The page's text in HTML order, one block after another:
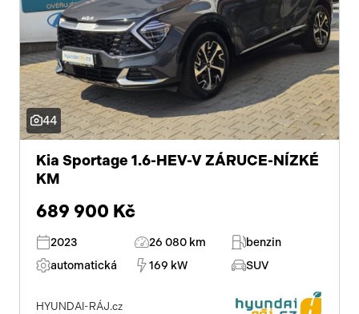
44
Kia Sportage 1.6-HEV-V ZÁRUCE-NÍZKÉ
KM
689 900 Kč
2023 26 080 km
benzin
automatická
169 kW SUV
HYUNDAI-RÁJ.cz